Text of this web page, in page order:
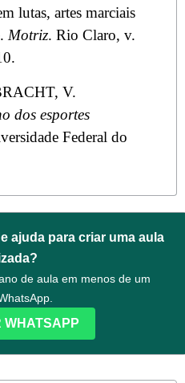
lutas, artes marciais
Motriz. Rio Claro, v.
V.
dos esportes
Federal do
ajuda para criar uma aula
de aula em menos de um
WHATSAPP